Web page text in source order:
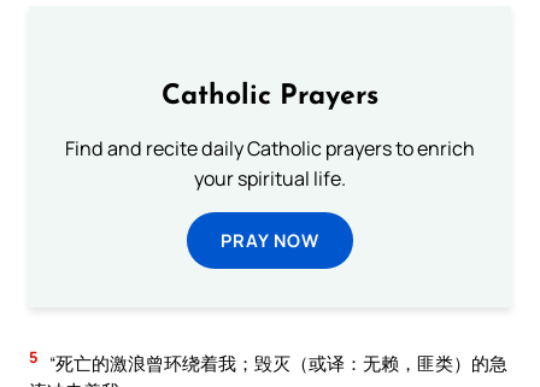
Catholic Prayers
Find and recite daily Catholic prayers to enrich
your spiritual life.
PRAY NOW
5
“死亡的激浪曾环绕着我；毁灭（或译：无赖，匪类）的急